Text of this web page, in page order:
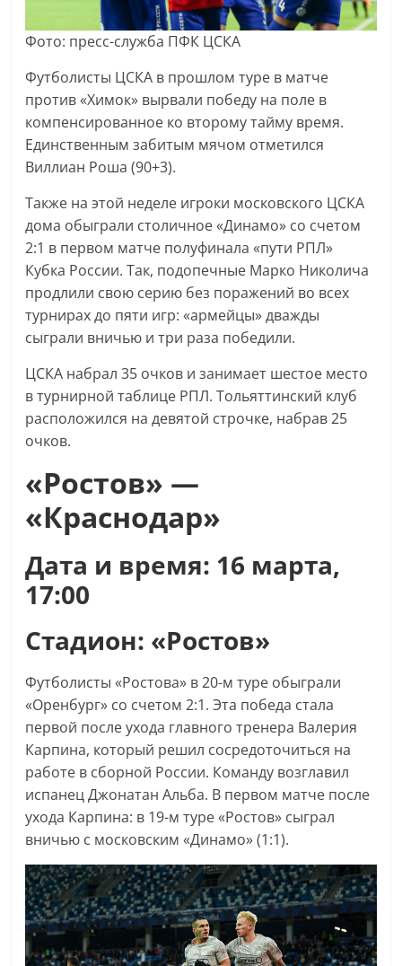
Фото: пресс-служба ПФК ЦСКА
Футболисты ЦСКА в прошлом туре в матче
против «Химок» вырвали победу на поле в
компенсированное ко второму тайму время.
Единственным забитым мячом отметился
Виллиан Роша (90+3).
Также на этой неделе игроки московского ЦСКА
дома обыграли столичное «Динамо» со счетом
2:1 в первом матче полуфинала «пути РПЛ»
Кубка России. Так, подопечные Марко Николича
продлили свою серию без поражений во всех
турнирах до пяти игр: «армейцы» дважды
сыграли вничью и три раза победили.
ЦСКА набрал 35 очков и занимает шестое место
в турнирной таблице РПЛ. Тольяттинский клуб
расположился на девятой строчке, набрав 25
очков.
«Ростов» —
«Краснодар»
Дата и время: 16 марта,
17:00
Стадион: «Ростов»
Футболисты «Ростова» в 20-м туре обыграли
«Оренбург» со счетом 2:1. Эта победа стала
первой после ухода главного тренера Валерия
Карпина, который решил сосредоточиться на
работе в сборной России. Команду возглавил
испанец Джонатан Альба. В первом матче после
ухода Карпина: в 19-м туре «Ростов» сыграл
вничью с московским «Динамо» (1:1).